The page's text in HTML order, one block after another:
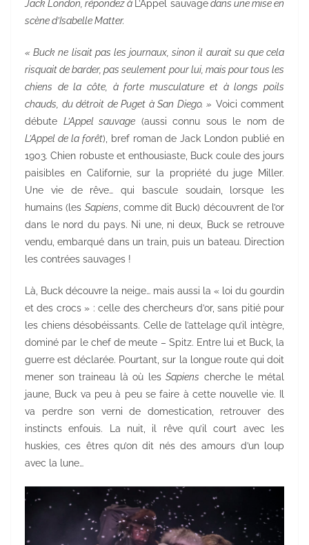
Jack London, répondez à
L’Appel sauvagedans une mise en
scène d’Isabelle Matter.
« Buck ne lisait pas les journaux, sinon il aurait su que cela
risquait de barder, pas seulement pour lui, mais pour tous les
chiens de la côte, à forte musculature et à longs poils
chauds, du détroit de Puget à San Diego. » Voici comment
débute L’Appel sauvage (aussi connu sous le nom de
L’Appel de la forêt), bref roman de Jack London publié en
1903. Chien robuste et enthousiaste, Buck coule des jours
paisibles en Californie, sur la propriété du juge Miller.
Une vie de rêve… qui bascule soudain, lorsque les
humains (les Sapiens , comme dit Buck) découvrent de l’or
dans le nord du pays. Ni une, ni deux, Buck se retrouve
vendu, embarqué dans un train, puis un bateau. Direction
les contrées sauvages !
Là, Buck découvre la neige… mais aussi la « loi du gourdin
et des crocs » : celle des chercheurs d’or, sans pitié pour
les chiens désobéissants. Celle de l’attelage qu’il intègre,
dominé par le chef de meute – Spitz. Entre lui et Buck, la
guerre est déclarée. Pourtant, sur la longue route qui doit
mener son traineau là où lesSapiens cherche le métal
jaune, Buck va peu à peu se faire à cette nouvelle vie. Il
va perdre son verni de domestication, retrouver des
instincts enfouis. La nuit, il rêve qu’il court avec les
huskies, ces êtres qu’on dit nés des amours d’un loup
avec la lune…